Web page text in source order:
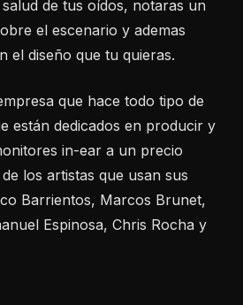
de tus oídos, notaras un
el escenario y ademas
el diseño que tu quieras.
que hace todo tipo de
están dedicados en producir y
in-ear a un precio
los artistas que usan sus
Barrientos, Marcos Brunet,
Espinosa, Chris Rocha y